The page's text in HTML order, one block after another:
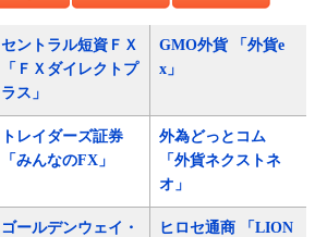
セントラル短資ＦＸ
「ＦＸダイレクトプ
ラス」
GMO外貨 「外貨e
x」
トレイダーズ証券
「みんなのFX」
外為どっとコム
「外貨ネクストネ
オ」
ゴールデンウェイ・
ヒロセ通商 「LION